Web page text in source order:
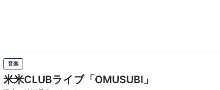
音楽
米米CLUBライブ「OMUSUBI」